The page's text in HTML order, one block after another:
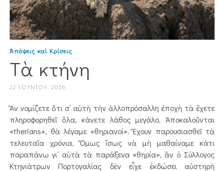
Ἀπόψεις καὶ Κρίσεις
Τὰ κτήνη
22 ΙΟΥΝΊΟΥ, 2026
Ἂν νομίζετε ὅτι σ᾿ αὐτὴ τὴν ἀλλοπρόσαλλη ἐποχὴ τὰ ἔχετε
πληροφορηθεῖ ὅλα, κάνετε λάθος μεγάλο. Ἀποκαλοῦνται
«therians», θὰ λέγαμε «θηριανοί». Ἔχουν παρουσιασθεῖ τὰ
τελευταῖα χρόνια. Ὅμως ἴσως νὰ μὴ μαθαίναμε κάτι
παραπάνω γι᾿ αὐτὰ τὰ παράξενα «θηρία», ἂν ὁ Σύλλογος
Κτηνιάτρων Πορτογαλίας δὲν εἶχε ἐκδώσει αὐστηρὴ